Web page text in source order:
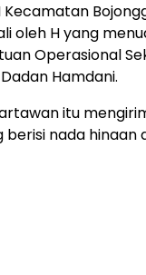
Kecamatan
oleh H yang
Operasional
Hamdani.
itu
berisi nada hinaan